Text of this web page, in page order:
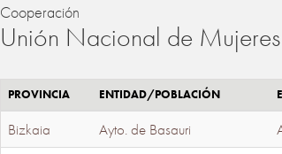
Cooperación
Unión Nacional de
PROVINCIA ENTIDAD/POBLACIÓN
Bizkaia Ayto. de Basauri